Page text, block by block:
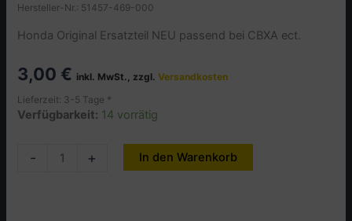
Hersteller-Nr.: 51457-469-000
Honda Original Ersatzteil NEU passend bei CBXA ect.
3,00 € inkl. MwSt., zzgl.Versandkosten
Lieferzeit: 3-5 Tage *
Verfügbarkeit: 14 vorrätig
- + In den Warenkorb